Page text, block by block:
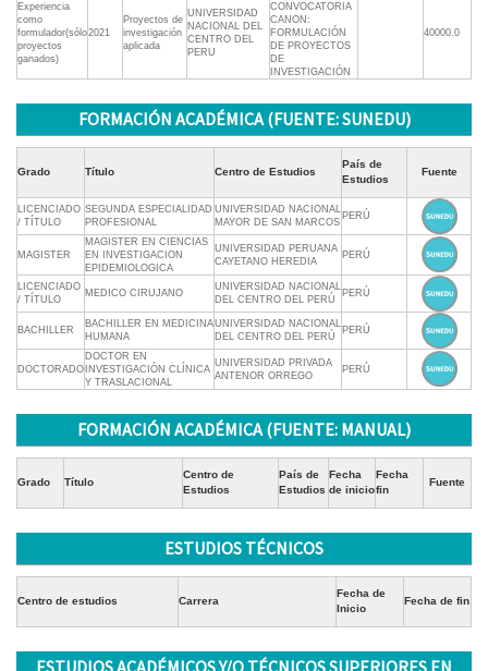
Experiencia
como
formulador(sólo
proyectos
ganados)
2021
Proyectos de
investigación
aplicada
UNIVERSIDAD
NACIONAL DEL
CENTRO DEL
PERU
CONVOCATORIA
CANON:
FORMULACIÓN
DE PROYECTOS
DE
INVESTIGACIÓN
40000.0
FORMACIÓN ACADÉMICA (FUENTE: SUNEDU)
Grado Título Centro de Estudios
País de
Estudios
Fuente
LICENCIADO
/ TÍTULO
SEGUNDA ESPECIALIDAD
PROFESIONAL
UNIVERSIDAD NACIONAL
MAYOR DE SAN MARCOS
PERÚ
MAGISTER
MAGISTER EN CIENCIAS
EN INVESTIGACION
EPIDEMIOLOGICA
UNIVERSIDAD PERUANA
CAYETANO HEREDIA
PERÚ
LICENCIADO
/ TÍTULO
MEDICO CIRUJANO
UNIVERSIDAD NACIONAL
DEL CENTRO DEL PERÚ
PERÚ
BACHILLER
BACHILLER EN MEDICINA
HUMANA
UNIVERSIDAD NACIONAL
DEL CENTRO DEL PERÚ
PERÚ
DOCTORADO
DOCTOR EN
INVESTIGACIÓN CLÍNICA
Y TRASLACIONAL
UNIVERSIDAD PRIVADA
ANTENOR ORREGO
PERÚ
FORMACIÓN ACADÉMICA (FUENTE: MANUAL)
Grado Título
Centro de
Estudios
País de
Estudios
Fecha
de inicio
Fecha
fin
Fuente
ESTUDIOS TÉCNICOS
Centro de estudios Carrera
Fecha de
Inicio
Fecha de fin
ESTUDIOS ACADÉMICOS Y/O TÉCNICOS SUPERIORES EN